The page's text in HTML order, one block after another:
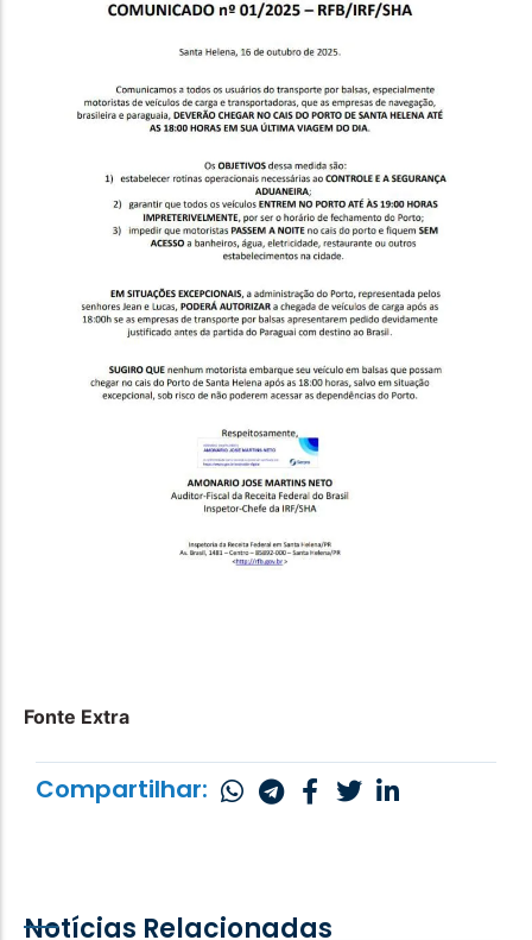
Fonte Extra
Compartilhar:
Notícias Relacionadas